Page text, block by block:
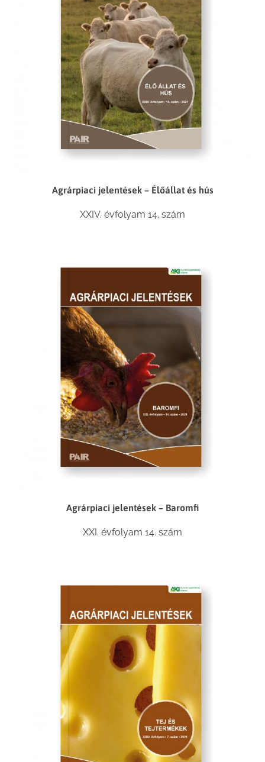
Agrárpiaci jelentések – Élőállat és hús
XXIV. évfolyam 14. szám
Agrárpiaci jelentések – Baromfi
XXI. évfolyam 14. szám